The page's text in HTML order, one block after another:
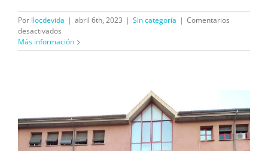
Por llocdevida | abril 6th, 2023 | Sin categoría | Comentarios
desactivados
ALFABETIZACIÓN
EN
Más información